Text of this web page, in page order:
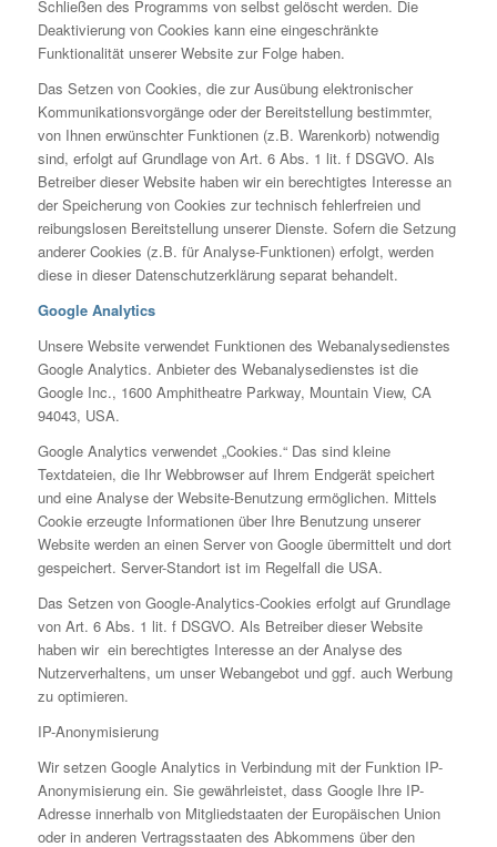
Schließen des Programms von selbst gelöscht werden. Die
Deaktivierung von Cookies kann eine eingeschränkte
Funktionalität unserer Website zur Folge haben.
Das Setzen von Cookies, die zur Ausübung elektronischer
Kommunikationsvorgänge oder der Bereitstellung bestimmter,
von Ihnen erwünschter Funktionen (z.B. Warenkorb) notwendig
sind, erfolgt auf Grundlage von Art. 6 Abs. 1 lit. f DSGVO. Als
Betreiber dieser Website haben wir ein berechtigtes Interesse an
der Speicherung von Cookies zur technisch fehlerfreien und
reibungslosen Bereitstellung unserer Dienste. Sofern die Setzung
anderer Cookies (z.B. für Analyse-Funktionen) erfolgt, werden
diese in dieser Datenschutzerklärung separat behandelt.
Google Analytics
Unsere Website verwendet Funktionen des Webanalysedienstes
Google Analytics. Anbieter des Webanalysedienstes ist die
Google Inc., 1600 Amphitheatre Parkway, Mountain View, CA
94043, USA.
Google Analytics verwendet „Cookies.“ Das sind kleine
Textdateien, die Ihr Webbrowser auf Ihrem Endgerät speichert
und eine Analyse der Website-Benutzung ermöglichen. Mittels
Cookie erzeugte Informationen über Ihre Benutzung unserer
Website werden an einen Server von Google übermittelt und dort
gespeichert. Server-Standort ist im Regelfall die USA.
Das Setzen von Google-Analytics-Cookies erfolgt auf Grundlage
von Art. 6 Abs. 1 lit. f DSGVO. Als Betreiber dieser Website
haben wir ein berechtigtes Interesse an der Analyse des
Nutzerverhaltens, um unser Webangebot und ggf. auch Werbung
zu optimieren.
IP-Anonymisierung
Wir setzen Google Analytics in Verbindung mit der Funktion IP-
Anonymisierung ein. Sie gewährleistet, dass Google Ihre IP-
Adresse innerhalb von Mitgliedstaaten der Europäischen Union
oder in anderen Vertragsstaaten des Abkommens über den